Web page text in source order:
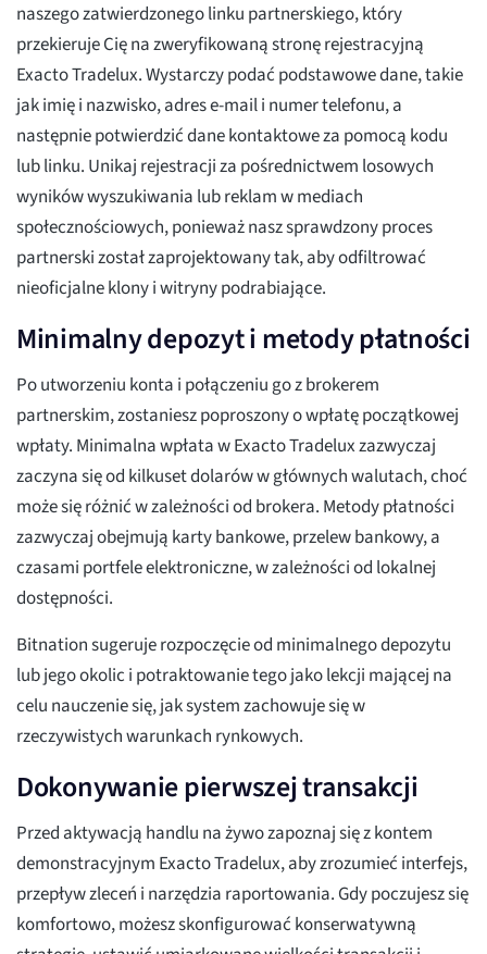
naszego zatwierdzonego linku partnerskiego, który
przekieruje Cię na zweryfikowaną stronę rejestracyjną
Exacto Tradelux. Wystarczy podać podstawowe dane, takie
jak imię i nazwisko, adres e-mail i numer telefonu, a
następnie potwierdzić dane kontaktowe za pomocą kodu
lub linku. Unikaj rejestracji za pośrednictwem losowych
wyników wyszukiwania lub reklam w mediach
społecznościowych, ponieważ nasz sprawdzony proces
partnerski został zaprojektowany tak, aby odfiltrować
nieoficjalne klony i witryny podrabiające.
Minimalny depozyt i metody płatności
Po utworzeniu konta i połączeniu go z brokerem
partnerskim, zostaniesz poproszony o wpłatę początkowej
wpłaty. Minimalna wpłata w Exacto Tradelux zazwyczaj
zaczyna się od kilkuset dolarów w głównych walutach, choć
może się różnić w zależności od brokera. Metody płatności
zazwyczaj obejmują karty bankowe, przelew bankowy, a
czasami portfele elektroniczne, w zależności od lokalnej
dostępności.
Bitnation sugeruje rozpoczęcie od minimalnego depozytu
lub jego okolic i potraktowanie tego jako lekcji mającej na
celu nauczenie się, jak system zachowuje się w
rzeczywistych warunkach rynkowych.
Dokonywanie pierwszej transakcji
Przed aktywacją handlu na żywo zapoznaj się z kontem
demonstracyjnym Exacto Tradelux, aby zrozumieć interfejs,
przepływ zleceń i narzędzia raportowania. Gdy poczujesz się
komfortowo, możesz skonfigurować konserwatywną